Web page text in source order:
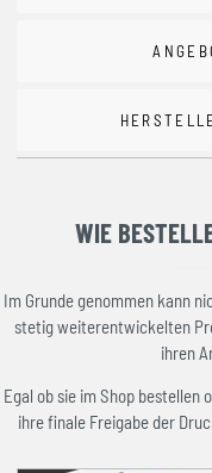
WIE
Im Grunde genommen kann
stetig weiterentwickelten
ihren
Egal ob sie im Shop bestellen
ihre finale Freigabe der